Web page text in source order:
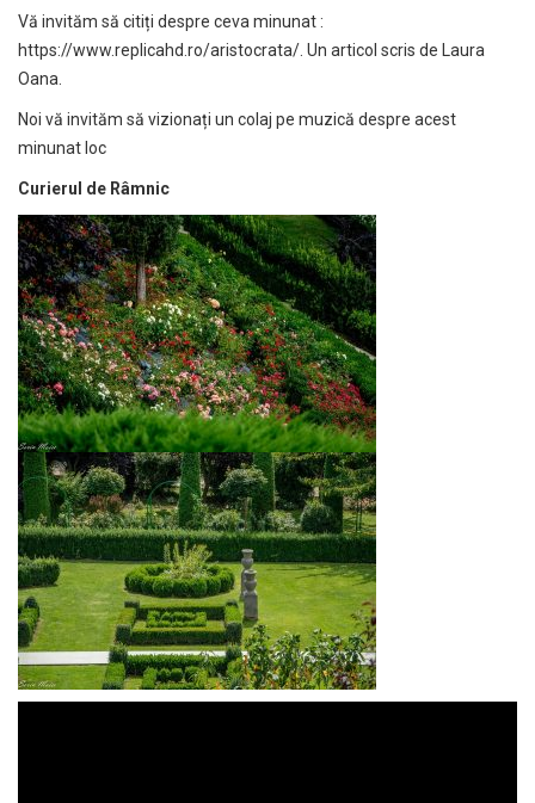
Vă invităm să citiți despre ceva minunat :
https://www.replicahd.ro/aristocrata/ . Un articol scris de Laura
Oana.
Noi vă invităm să vizionați un colaj pe muzică despre acest
minunat loc
Curierul de Râmnic